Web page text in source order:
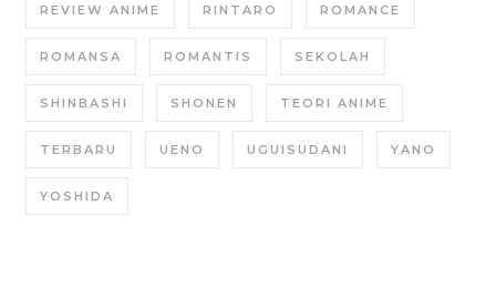
REVIEW ANIME RINTARO ROMANCE
ROMANSA ROMANTIS SEKOLAH
SHINBASHI SHONEN TEORI ANIME
TERBARU UENO UGUISUDANI YANO
YOSHIDA